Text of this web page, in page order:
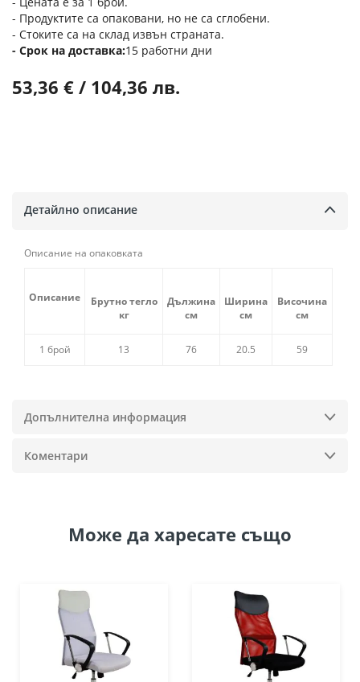
- Продуктите са опаковани, но не са сглобени.
- Стоките са на склад извън страната.
Срок на доставка 15 работни дни
53,36 € / 104,36 лв.
Детайлно описание
Описание на опаковката
Описание
Брутно тегло
кг
Дължина
см
Ширина
см
Височина
см
1 брой 13 76 20.5 59
Допълнителна информация
Коментари
Може да харесате също